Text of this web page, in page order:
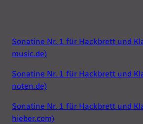
Sonatine Nr. 1 für Hackbrett und
music.de)
Sonatine Nr. 1 für Hackbrett und
noten.de)
Sonatine Nr. 1 für Hackbrett und
hieber.com)